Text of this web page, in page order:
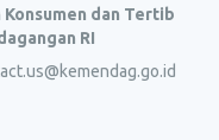
dan Tertib
RI